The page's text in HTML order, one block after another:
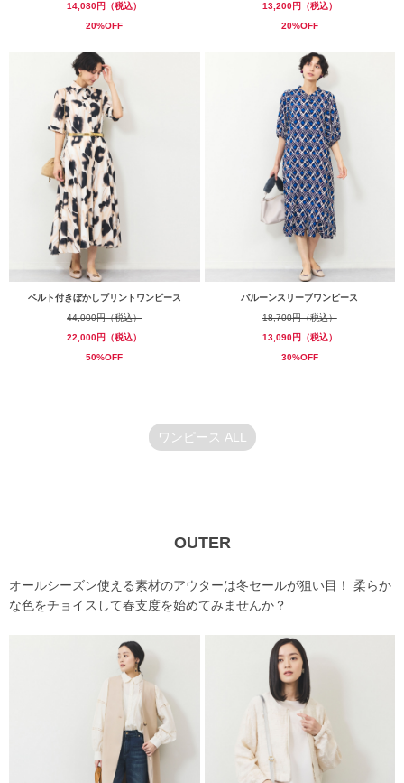
14,080円（税込）
20%OFF
13,200円（税込）
20%OFF
ベルト付きぼかしプリントワンピース
44,000円（税込）
22,000円（税込）
50%OFF
バルーンスリーブワンピース
18,700円（税込）
13,090円（税込）
30%OFF
ワンピース ALL
OUTER
オールシーズン使える素材のアウターは冬セールが狙い目！ 柔らか
な色をチョイスして春支度を始めてみませんか？